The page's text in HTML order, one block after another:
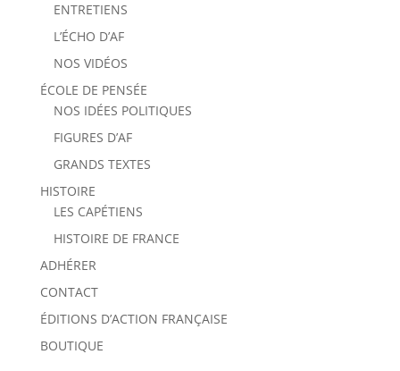
ENTRETIENS
L’ÉCHO D’AF
NOS VIDÉOS
ÉCOLE DE PENSÉE
NOS IDÉES POLITIQUES
FIGURES D’AF
GRANDS TEXTES
HISTOIRE
LES CAPÉTIENS
HISTOIRE DE FRANCE
ADHÉRER
CONTACT
ÉDITIONS D’ACTION FRANÇAISE
BOUTIQUE